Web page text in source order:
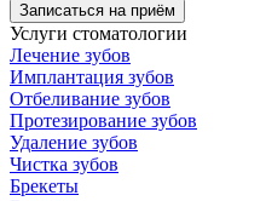
Записаться на приём
Услуги стоматологии
Лечение зубов
Имплантация зубов
Отбеливание зубов
Протезирование зубов
Удаление зубов
Чистка зубов
Брекеты